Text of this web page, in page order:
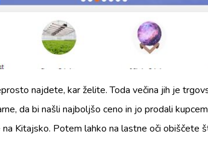
najdete, kar želite. Toda večina jih je
da bi našli najboljšo ceno in jo prodali
Kitajsko. Potem lahko na lastne oči obiščete